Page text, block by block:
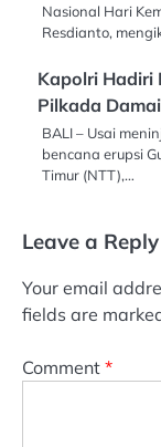
Nasional Hari
Resdianto,
Kapolri Hadiri
Pilkada Damai
BALI – Usai
bencana erupsi
Timur (NTT),…
Leave a Reply
Your email
fields are
Comment *